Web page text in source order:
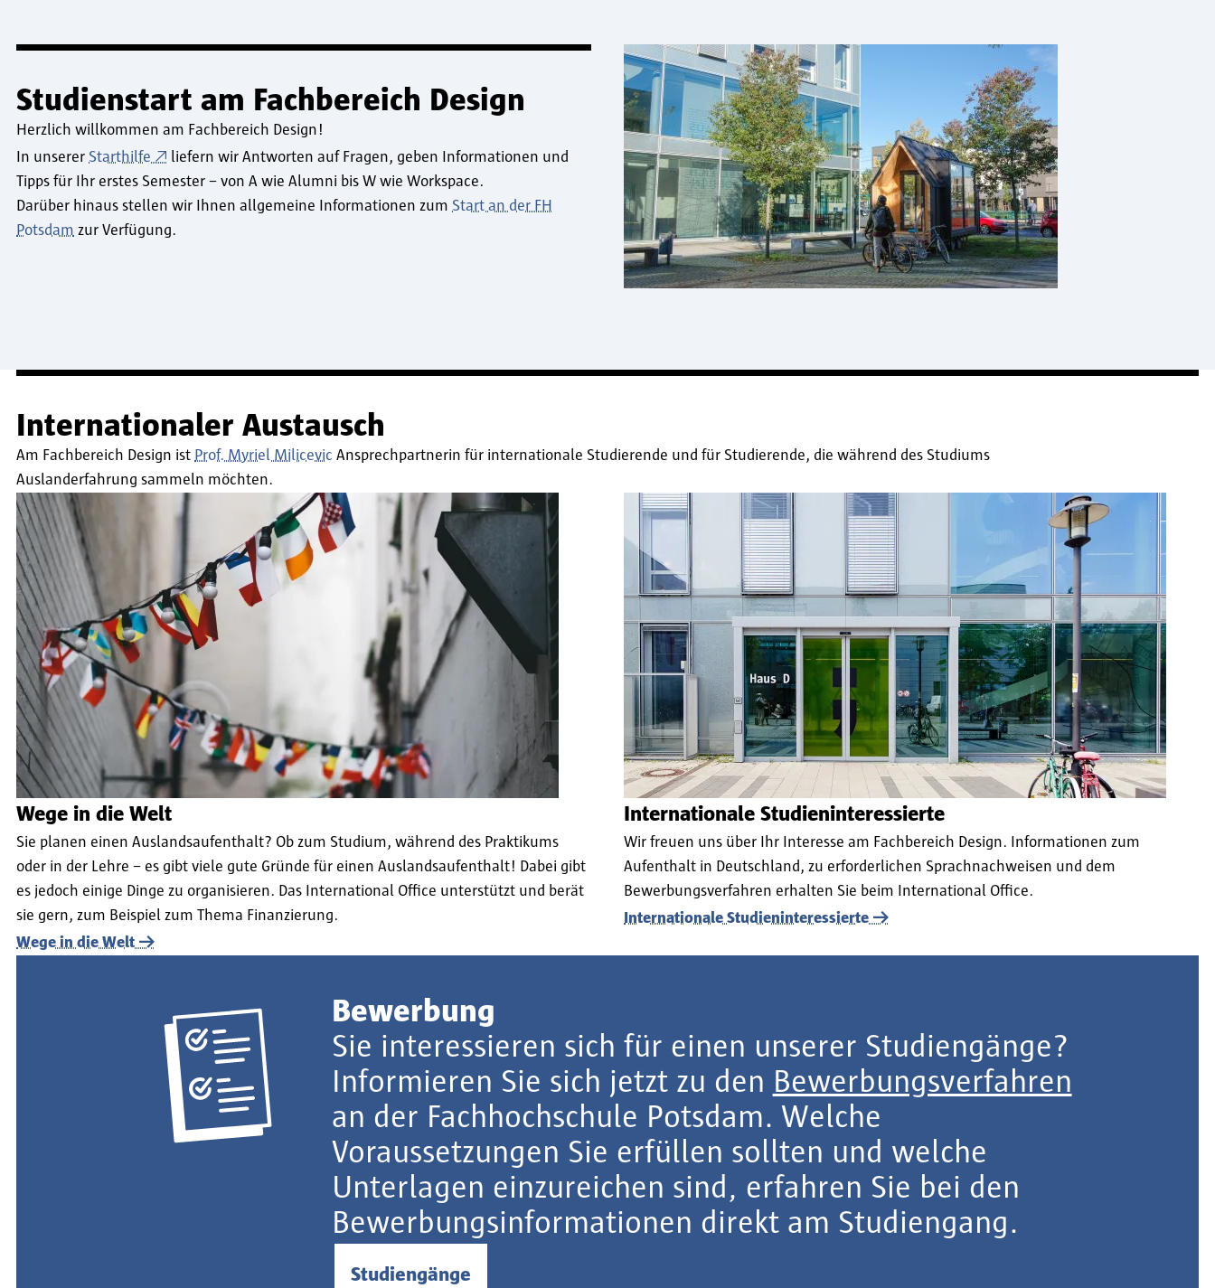
Studienstart am Fachbereich Design
Herzlich willkommen am Fachbereich Design!
In unserer Starthilfe
liefern wir Antworten auf Fragen, geben Informationen und
Tipps für Ihr erstes Semester – von A wie Alumni bis W wie Workspace.
Darüber hinaus stellen wir Ihnen allgemeine Informationen zum Start an der FH
Potsdam zur Verfügung.
Internationaler Austausch
Am Fachbereich Design ist Prof. Myriel Milicevic Ansprechpartnerin für internationale Studierende und für Studierende, die während des Studiums
Auslanderfahrung sammeln möchten.
Wege in die Welt
Sie planen einen Auslandsaufenthalt? Ob zum Studium, während des Praktikums
oder in der Lehre – es gibt viele gute Gründe für einen Auslandsaufenthalt! Dabei gibt
es jedoch einige Dinge zu organisieren. Das International Office unterstützt und berät
sie gern, zum Beispiel zum Thema Finanzierung.
Wege in die Welt
Internationale Studieninteressierte
Wir freuen uns über Ihr Interesse am Fachbereich Design. Informationen zum
Aufenthalt in Deutschland, zu erforderlichen Sprachnachweisen und dem
Bewerbungsverfahren erhalten Sie beim International Office.
Internationale Studieninteressierte
Bewerbung
Sie interessieren sich für einen unserer Studiengänge?
Informieren Sie sich jetzt zu den Bewerbungsverfahren
an der Fachhochschule Potsdam. Welche
Voraussetzungen Sie erfüllen sollten und welche
Unterlagen einzureichen sind, erfahren Sie bei den
Bewerbungsinformationen direkt am Studiengang.
Studiengänge